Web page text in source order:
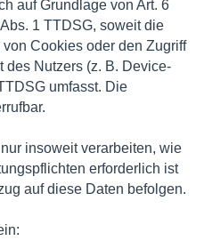
auf Grundlage von Art. 6
1 TTDSG, soweit die
Cookies oder den Zugriff
des Nutzers (z. B. Device-
umfasst. Die
insoweit verarbeiten, wie
erforderlich ist
auf diese Daten befolgen.